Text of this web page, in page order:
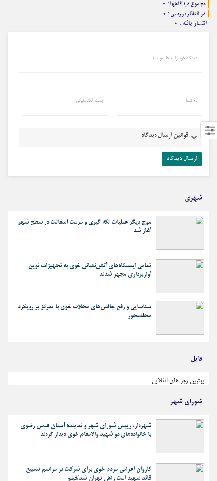
مجموع دیدگاهها : 0
در انتظار بررسی : 0
انتشار یافته : 0
دیدگاه خود را اینجا بنویسید
نام شما پست الکترونیکی
قوانین ارسال دیدگاه
شهری
موج دیگر عملیات لکه گیری و مرمت آسفالت در سطح شهر
آغاز شد
تمامی ایستگاه‌های آتش‌نشانی خوی به تجهیزات نوین
آواربرداری مجهز شدند
شناسایی و رفع چالش‌های محلات خوی با تمرکز بر رویکرد
محله‌محور
فایل
بهترین رجز های انقلابی
شورای شهر
شهردار، رییس شورای شهر و نماینده آستان قدس رضوی
با خانواده‌های دو شهید والامقام خوی دیدار کردند
کاروان اعزامی مردم خوی برای شرکت در مراسم تشییع
قائد شهید امت راهی تهران شد/فیلم